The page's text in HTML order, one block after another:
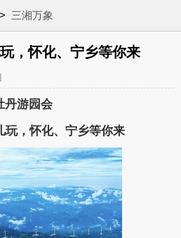
三湘万象
，怀化、宁乡等你来
丹游园会
玩，怀化、宁乡等你来